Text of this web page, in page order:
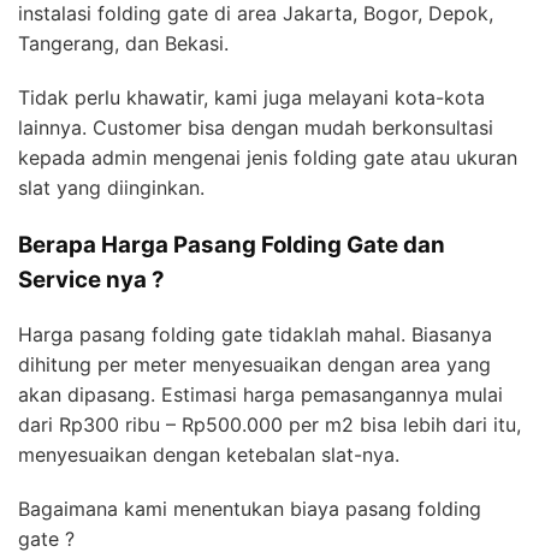
instalasi folding gate di area Jakarta, Bogor, Depok,
Tangerang, dan Bekasi.
Tidak perlu khawatir, kami juga melayani kota-kota
lainnya. Customer bisa dengan mudah berkonsultasi
kepada admin mengenai jenis folding gate atau ukuran
slat yang diinginkan.
Berapa Harga Pasang Folding Gate dan
Service nya ?
Harga pasang folding gate tidaklah mahal. Biasanya
dihitung per meter menyesuaikan dengan area yang
akan dipasang. Estimasi harga pemasangannya mulai
dari Rp300 ribu – Rp500.000 per m2 bisa lebih dari itu,
menyesuaikan dengan ketebalan slat-nya.
Bagaimana kami menentukan biaya pasang folding
gate ?